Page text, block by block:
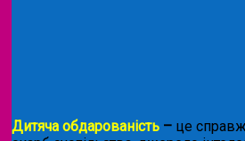
Дитяча обдарованість – це